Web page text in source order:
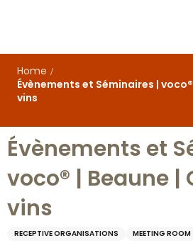
principal
Home
Évènements et Séminaires |
vins
Évènements et
voco® | Beaune |
vins
RECEPTIVE ORGANISATIONS MEETING ROOM